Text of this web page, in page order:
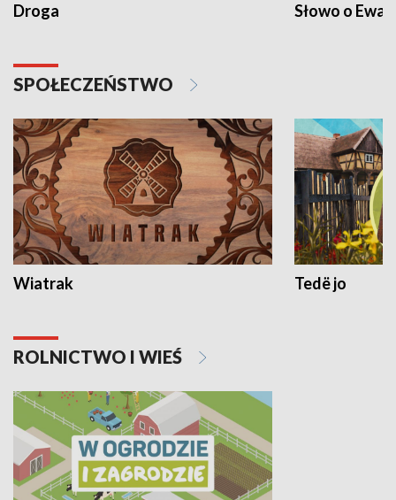
Droga Słowo o
SPOŁECZEŃSTWO
Wiatrak Tedë jo
ROLNICTWO I WIEŚ